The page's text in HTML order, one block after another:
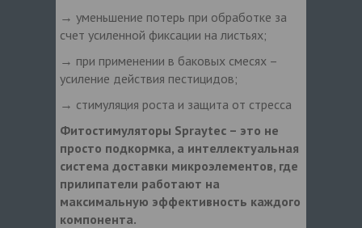
→ уменьшение потерь при обработке за
счет усиленной фиксации на листьях;
→ при применении в баковых смесях –
усиление действия пестицидов;
→ стимуляция роста и защита от стресса
Фитостимуляторы Spraytec – это не
просто подкормка, а интеллектуальная
система доставки микроэлементов, где
прилипатели работают на
максимальную эффективность каждого
компонента.